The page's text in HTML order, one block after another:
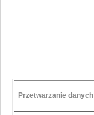
Przetwarzanie​ danych